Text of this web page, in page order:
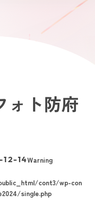
ォト防府
14Warning
cont3/wp-con
single.php